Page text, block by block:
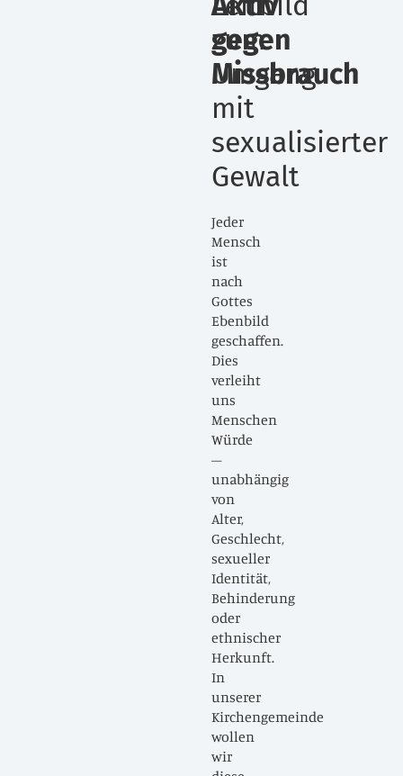
gegen
Missbrauch
zum
Umgang
mit
sexualisierter
Gewalt
Jeder
Mensch
ist
nach
Gottes
Ebenbild
geschaffen.
Dies
verleiht
uns
Menschen
Würde
–
unabhängig
von
Alter,
Geschlecht,
sexueller
Identität,
Behinderung
oder
ethnischer
Herkunft.
In
unserer
Kirchengemeinde
wollen
wir